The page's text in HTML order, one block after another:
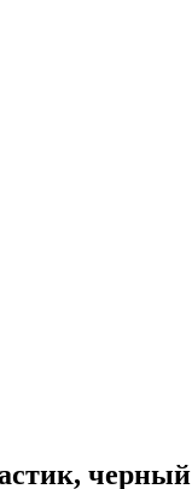
черный